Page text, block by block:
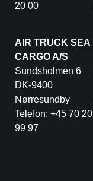
20 00
AIR TRUCK SEA
CARGO A/S
Sundsholmen 6
DK-9400
Nørresundby
Telefon: +45 70 20
99 97